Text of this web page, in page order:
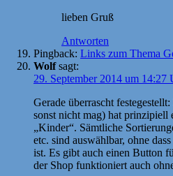
lieben Gruß
Antworten
Pingback: Links zum Thema
Wolf sagt:
29. September 2014 um 14:27
Gerade überrascht
sonst nicht mag) hat prinzipiell
„Kinder“. Sämtliche
etc. sind auswählbar, ohne
ist. Es gibt auch einen Button
der Shop funktioniert auch